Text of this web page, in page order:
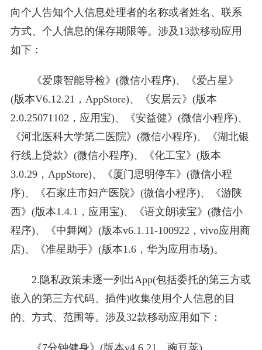
向个人告知个人信息处理者的名称或者姓名、联系
方式、个人信息的保存期限等。涉及13款移动应用
如下：
《爱康智能导检》(微信小程序)、《爱占星》
(版本V6.12.21，AppStore)、《安居云》(版本
2.0.25071102，应用宝)、《安益健》(微信小程序)、
《河北医科大学第二医院》(微信小程序)、《湖北银
行线上贷款》(微信小程序)、《化工宝》(版本
3.0.29，AppStore)、《厦门思明停车》(微信小程
序)、《石家庄市妇产医院》(微信小程序)、《游陕
西》(版本1.4.1，应用宝)、《语文朗读宝》(微信小
程序)、《中舞网》(版本v6.1.11-100922，vivo应用商
店)、《准星助手》(版本1.6，华为应用市场)。
2.隐私政策未逐一列出App(包括委托的第三方或
嵌入的第三方代码、插件)收集使用个人信息的目
的、方式、范围等。涉及32款移动应用如下：
《7分钟健身》(版本v4.6.21，豌豆荚)、